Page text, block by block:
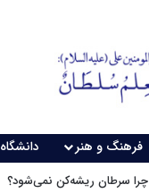
فرهنگ و هنر دانشگاه
چرا سرطان ریشه‌کن نمی‌شود؟